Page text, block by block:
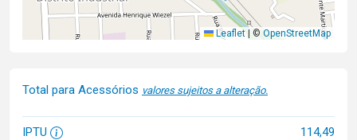
Leaflet | © OpenStreetMap
Total para Acessórios valores sujeitos a alteração.
IPTU
114,49